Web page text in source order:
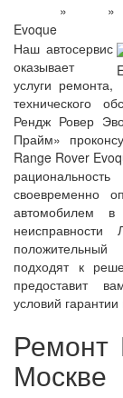
» »
Evoque
Наш автосервис
оказывает
услуги ремонта,
технического
Рендж Ровер
Прайм»
Range Rover
своевременно
автомобилем
положительный
подходят к
предоставит
условий
Ремонт
Москве